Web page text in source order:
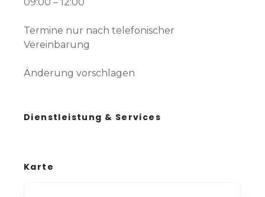
09:00 – 12:00
Termine nur nach telefonischer
Vereinbarung
Änderung vorschlagen
Dienstleistung & Services
Karte